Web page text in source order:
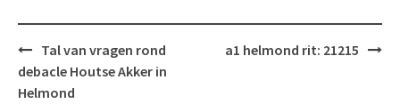
Post
navigation
Tal van vragen rond
debacle Houtse Akker in
Helmond
a1 helmond rit: 21215